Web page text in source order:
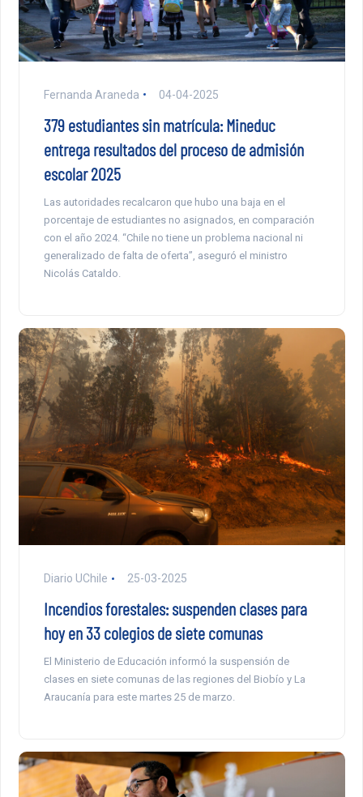
Fernanda Araneda 04-04-2025
379 estudiantes sin matrícula: Mineduc
entrega resultados del proceso de admisión
escolar 2025
Las autoridades recalcaron que hubo una baja en el
porcentaje de estudiantes no asignados, en comparación
con el año 2024. “Chile no tiene un problema nacional ni
generalizado de falta de oferta”, aseguró el ministro
Nicolás Cataldo.
Diario UChile 25-03-2025
Incendios forestales: suspenden clases para
hoy en 33 colegios de siete comunas
El Ministerio de Educación informó la suspensión de
clases en siete comunas de las regiones del Biobío y La
Araucanía para este martes 25 de marzo.